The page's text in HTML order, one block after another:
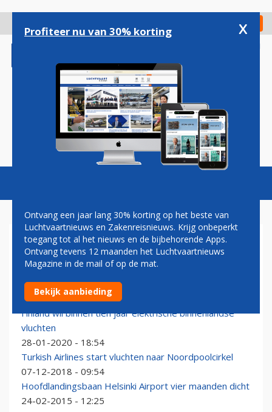
gaan
Check in
Magazine Podcasts Vacatures
FINAVIA
Honden speuren naar Covid-19 op Helsinki Airport
25-09-2020 - 10:06
Finland wil binnen tien jaar elektrische binnenlandse
vluchten
28-01-2020 - 18:54
Turkish Airlines start vluchten naar Noordpoolcirkel
07-12-2018 - 09:54
Hoofdlandingsbaan Helsinki Airport vier maanden dicht
24-02-2015 - 12:25
Profiteer nu van 30% korting x
Ontvang een jaar lang 30% korting op het beste van
Luchtvaartnieuws en Zakenreisnieuws. Krijg onbeperkt
toegang tot al het nieuws en de bijbehorende Apps.
Ontvang tevens 12 maanden het Luchtvaartnieuws
Magazine in de mail of op de mat.
Bekijk aanbieding